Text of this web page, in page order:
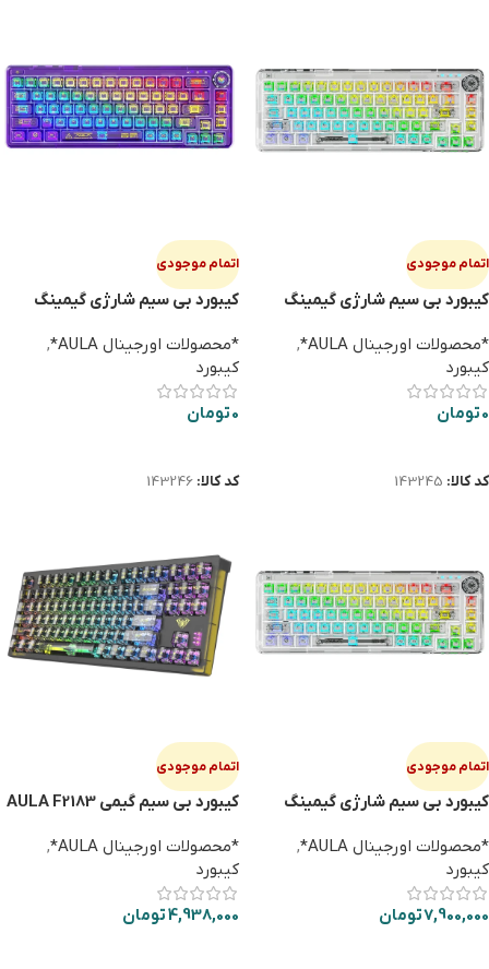
اتمام موجودی
کیبورد بی سیم شارژی گیمینگ
*محصولات اورجینال AULA*
,
کیبورد
0تومان
کد کالا: 143245
اتمام موجودی
کیبورد بی سیم شارژی گیمینگ
*محصولات اورجینال AULA*
,
کیبورد
0تومان
کد کالا: 143246
اتمام موجودی
کیبورد بی سیم شارژی گیمینگ
*محصولات اورجینال AULA*
,
کیبورد
7,900,000تومان
اتمام موجودی
کیبورد بی سیم گیمی AULA F2183
*محصولات اورجینال AULA*
,
کیبورد
4,938,000تومان